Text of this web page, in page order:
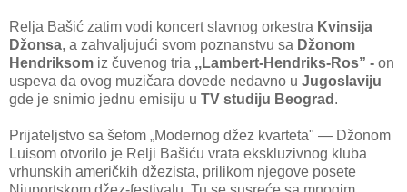
Relja Bašić zatim vodi koncert slavnog orkestra Kvinsija
Džonsa, a zahvaljujući svom poznanstvu sa Džonom
Hendriksom iz čuvenog tria ,,Lambert-Hendriks-Ros” - on
uspeva da ovog muzičara dovede nedavno u Jugoslaviju
gde je snimio jednu emisiju u TV studiju Beograd .
Prijateljstvo sa šefom „Modernog džez kvarteta" — Džonom
Luisom otvorilo je Relji Bašiću vrata ekskluzivnog kluba
vrhunskih američkih džezista, prilikom njegove posete